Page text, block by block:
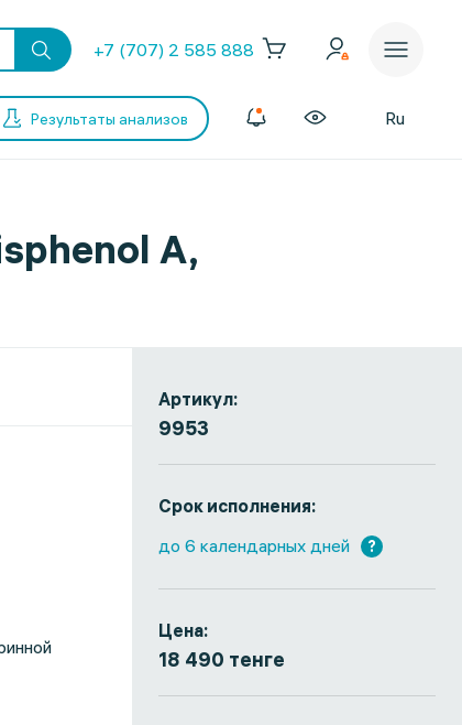
+7 (707) 2 585 888
Результаты анализов Ru
A,
Артикул:
9953
Срок исполнения:
до 6 календарных дней
?
Цена:
18 490 тенге